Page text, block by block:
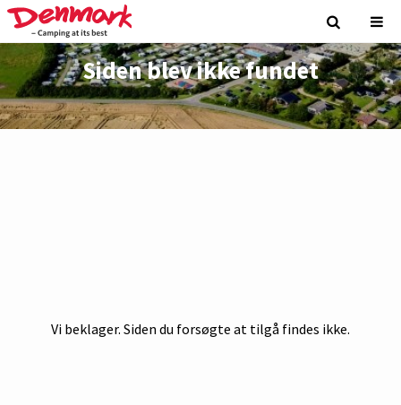
Siden blev ikke fundet
Vi beklager. Siden du forsøgte at tilgå findes ikke.